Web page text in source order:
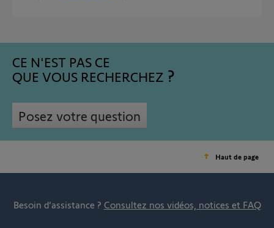
CE N'EST PAS CE
QUE VOUS RECHERCHEZ
Posez votre question
Haut de page
Besoin d’assistance ? Consultez nos vidéos, notices et FAQ